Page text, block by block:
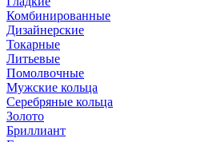
Комбинированные
Дизайнерские
Токарные
Литьевые
Помолвочные
Мужские кольца
Серебряные кольца
Золото
Бриллиант